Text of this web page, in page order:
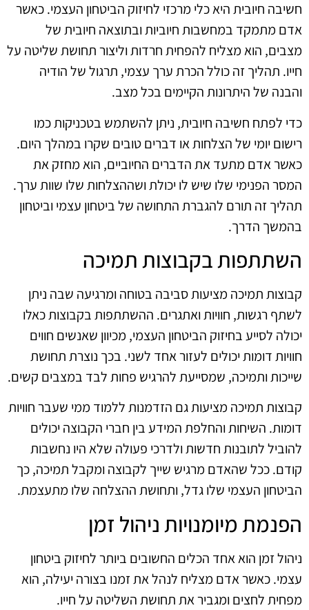
חשיבה חיובית היא כלי מרכזי לחיזוק הביטחון העצמי. כאשר
אדם מתמקד במחשבות חיוביות ובתוצאה חיובית של
מצבים, הוא מצליח להפחית חרדות וליצור תחושת שליטה על
חייו. תהליך זה כולל הכרת ערך עצמי, תרגול של הודיה
והבנה של היתרונות הקיימים בכל מצב.
כדי לפתח חשיבה חיובית, ניתן להשתמש בטכניקות כמו
רישום יומי של הצלחות או דברים טובים שקרו במהלך היום.
כאשר אדם מתעד את הדברים החיוביים, הוא מחזק את
המסר הפנימי שלו שיש לו יכולת ושההצלחות שלו שוות ערך.
תהליך זה תורם להגברת התחושה של ביטחון עצמי וביטחון
בהמשך הדרך.
השתתפות בקבוצות תמיכה
קבוצות תמיכה מציעות סביבה בטוחה ומרגיעה שבה ניתן
לשתף רגשות, חוויות ואתגרים. ההשתתפות בקבוצות כאלו
יכולה לסייע בחיזוק הביטחון העצמי, מכיוון שאנשים חווים
חוויות דומות יכולים לעזור אחד לשני. בכך נוצרת תחושת
שייכות ותמיכה, שמסייעת להרגיש פחות לבד במצבים קשים.
קבוצות תמיכה מציעות גם הזדמנות ללמוד ממי שעבר חוויות
דומות. השיחות והחלפת המידע בין חברי הקבוצה יכולים
להוביל לתובנות חדשות ולדרכי פעולה שלא היו נחשבות
קודם. ככל שהאדם מרגיש שייך לקבוצה ומקבל תמיכה, כך
הביטחון העצמי שלו גדל, ותחושת ההצלחה שלו מתעצמת.
הפנמת מיומנויות ניהול זמן
ניהול זמן הוא אחד הכלים החשובים ביותר לחיזוק ביטחון
עצמי. כאשר אדם מצליח לנהל את זמנו בצורה יעילה, הוא
מפחית לחצים ומגביר את תחושת השליטה על חייו.